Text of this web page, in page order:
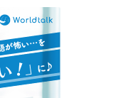
月】
事例